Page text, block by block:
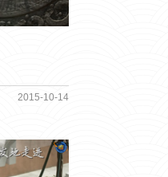
2015-10-14